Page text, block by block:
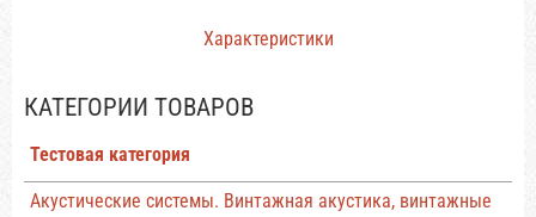
КАТЕГОРИИ ТОВАРОВ
Тестовая категория
Акустические системы. Винтажная акустика, винтажные
Характеристики